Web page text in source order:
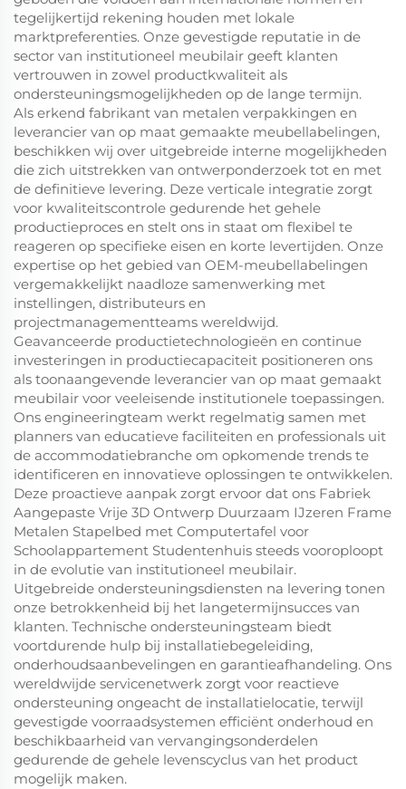
tegelijkertijd rekening houden met lokale
marktpreferenties. Onze gevestigde reputatie in de
sector van institutioneel meubilair geeft klanten
vertrouwen in zowel productkwaliteit als
ondersteuningsmogelijkheden op de lange termijn.
Als erkend fabrikant van metalen verpakkingen en
leverancier van op maat gemaakte meubellabelingen,
beschikken wij over uitgebreide interne mogelijkheden
die zich uitstrekken van ontwerponderzoek tot en met
de definitieve levering. Deze verticale integratie zorgt
voor kwaliteitscontrole gedurende het gehele
productieproces en stelt ons in staat om flexibel te
reageren op specifieke eisen en korte levertijden. Onze
expertise op het gebied van OEM-meubellabelingen
vergemakkelijkt naadloze samenwerking met
instellingen, distributeurs en
projectmanagementteams wereldwijd.
Geavanceerde productietechnologieën en continue
investeringen in productiecapaciteit positioneren ons
als toonaangevende leverancier van op maat gemaakt
meubilair voor veeleisende institutionele toepassingen.
Ons engineeringteam werkt regelmatig samen met
planners van educatieve faciliteiten en professionals uit
de accommodatiebranche om opkomende trends te
identificeren en innovatieve oplossingen te ontwikkelen.
Deze proactieve aanpak zorgt ervoor dat ons Fabriek
Aangepaste Vrije 3D Ontwerp Duurzaam IJzeren Frame
Metalen Stapelbed met Computertafel voor
Schoolappartement Studentenhuis steeds vooroploopt
in de evolutie van institutioneel meubilair.
Uitgebreide ondersteuningsdiensten na levering tonen
onze betrokkenheid bij het langetermijnsucces van
klanten. Technische ondersteuningsteam biedt
voortdurende hulp bij installatiebegeleiding,
onderhoudsaanbevelingen en garantieafhandeling. Ons
wereldwijde servicenetwerk zorgt voor reactieve
ondersteuning ongeacht de installatielocatie, terwijl
gevestigde voorraadsystemen efficiënt onderhoud en
beschikbaarheid van vervangingsonderdelen
gedurende de gehele levenscyclus van het product
mogelijk maken.